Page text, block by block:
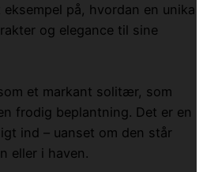
på, hvordan en unika
og elegance til sine
et markant solitær, som
frodig beplantning. Det er en
ind – uanset om den står
eller i haven.